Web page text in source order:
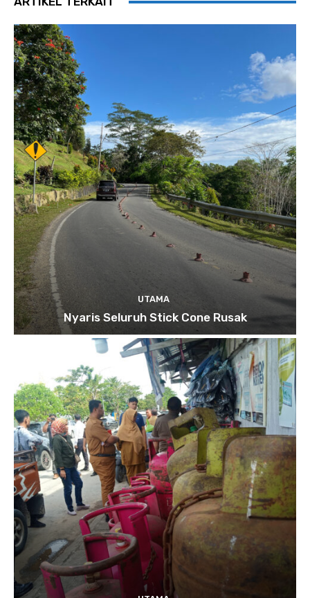
UTAMA
Nyaris Seluruh Stick Cone Rusak